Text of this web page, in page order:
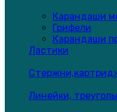
Карандаши
Грифели
Карандаши
Ластики
Линейки,